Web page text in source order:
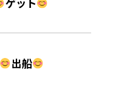
出船